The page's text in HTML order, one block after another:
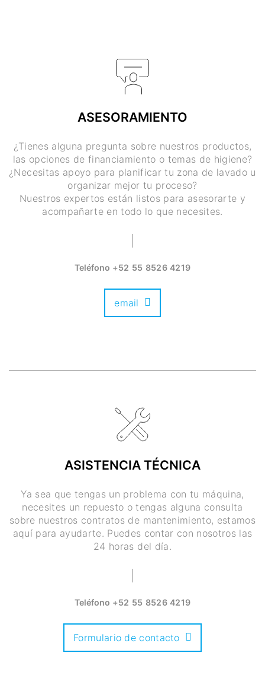
ASESORAMIENTO
¿Tienes alguna pregunta sobre nuestros productos,
las opciones de financiamiento o temas de higiene?
¿Necesitas apoyo para planificar tu zona de lavado u
organizar mejor tu proceso?
Nuestros expertos están listos para asesorarte y
acompañarte en todo lo que necesites.
Teléfono +52 55 8526 4219
email
ASISTENCIA TÉCNICA
Ya sea que tengas un problema con tu máquina,
necesites un repuesto o tengas alguna consulta
sobre nuestros contratos de mantenimiento, estamos
aquí para ayudarte. Puedes contar con nosotros las
24 horas del día.
Teléfono +52 55 8526 4219
Formulario de contacto